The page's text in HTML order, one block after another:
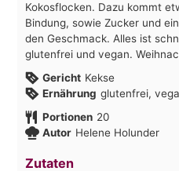
Kokosflocken. Dazu kommt
Bindung, sowie Zucker und
den Geschmack. Alles ist
glutenfrei und vegan.
Gericht Kekse
Ernährung glutenfrei,
Portionen 20
Autor Helene Holunder
Zutaten